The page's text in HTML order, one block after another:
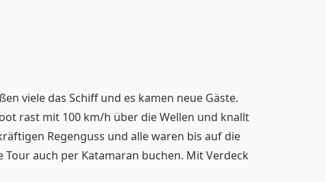
viele das Schiff und es kamen neue Gäste.
rast mit 100 km/h über die Wellen und knallt
Regenguss und alle waren bis auf die
auch per Katamaran buchen. Mit Verdeck